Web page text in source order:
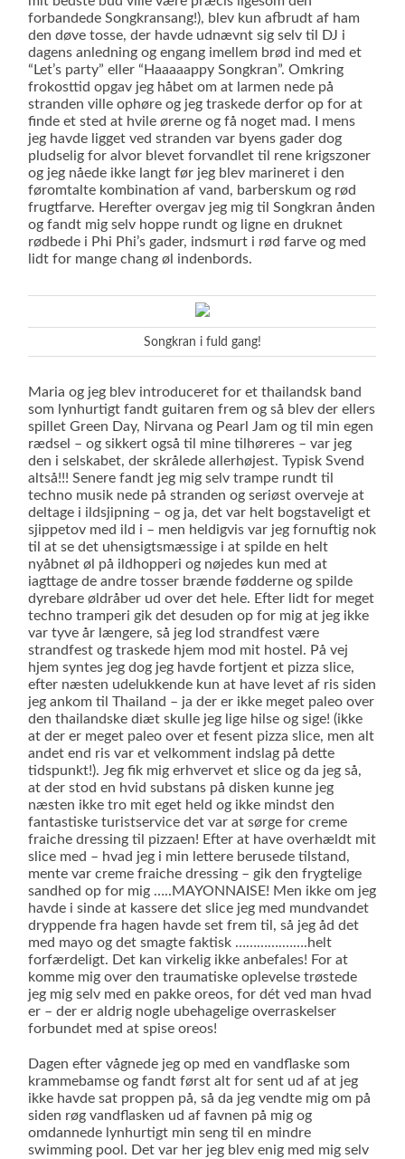
forbandede Songkransang!), blev kun afbrudt af ham
den døve tosse, der havde udnævnt sig selv til DJ i
dagens anledning og engang imellem brød ind med et
“Let’s party” eller “Haaaaappy Songkran”. Omkring
frokosttid opgav jeg håbet om at larmen nede på
stranden ville ophøre og jeg traskede derfor op for at
finde et sted at hvile ørerne og få noget mad. I mens
jeg havde ligget ved stranden var byens gader dog
pludselig for alvor blevet forvandlet til rene krigszoner
og jeg nåede ikke langt før jeg blev marineret i den
føromtalte kombination af vand, barberskum og rød
frugtfarve. Herefter overgav jeg mig til Songkran ånden
og fandt mig selv hoppe rundt og ligne en druknet
rødbede i Phi Phi’s gader, indsmurt i rød farve og med
lidt for mange chang øl indenbords.
Songkran i fuld gang!
Maria og jeg blev introduceret for et thailandsk band
som lynhurtigt fandt guitaren frem og så blev der ellers
spillet Green Day, Nirvana og Pearl Jam og til min egen
rædsel – og sikkert også til mine tilhøreres – var jeg
den i selskabet, der skrålede allerhøjest. Typisk Svend
altså!!! Senere fandt jeg mig selv trampe rundt til
techno musik nede på stranden og seriøst overveje at
deltage i ildsjipning – og ja, det var helt bogstaveligt et
sjippetov med ild i – men heldigvis var jeg fornuftig nok
til at se det uhensigtsmæssige i at spilde en helt
nyåbnet øl på ildhopperi og nøjedes kun med at
iagttage de andre tosser brænde fødderne og spilde
dyrebare øldråber ud over det hele. Efter lidt for meget
techno tramperi gik det desuden op for mig at jeg ikke
var tyve år længere, så jeg lod strandfest være
strandfest og traskede hjem mod mit hostel. På vej
hjem syntes jeg dog jeg havde fortjent et pizza slice,
efter næsten udelukkende kun at have levet af ris siden
jeg ankom til Thailand – ja der er ikke meget paleo over
den thailandske diæt skulle jeg lige hilse og sige! (ikke
at der er meget paleo over et fesent pizza slice, men alt
andet end ris var et velkomment indslag på dette
tidspunkt!). Jeg fik mig erhvervet et slice og da jeg så,
at der stod en hvid substans på disken kunne jeg
næsten ikke tro mit eget held og ikke mindst den
fantastiske turistservice det var at sørge for creme
fraiche dressing til pizzaen! Efter at have overhældt mit
slice med – hvad jeg i min lettere berusede tilstand,
mente var creme fraiche dressing – gik den frygtelige
sandhed op for mig …..MAYONNAISE! Men ikke om jeg
havde i sinde at kassere det slice jeg med mundvandet
dryppende fra hagen havde set frem til, så jeg åd det
med mayo og det smagte faktisk ………….…….helt
forfærdeligt. Det kan virkelig ikke anbefales! For at
komme mig over den traumatiske oplevelse trøstede
jeg mig selv med en pakke oreos, for dét ved man hvad
er – der er aldrig nogle ubehagelige overraskelser
forbundet med at spise oreos!
Dagen efter vågnede jeg op med en vandflaske som
krammebamse og fandt først alt for sent ud af at jeg
ikke havde sat proppen på, så da jeg vendte mig om på
siden røg vandflasken ud af favnen på mig og
omdannede lynhurtigt min seng til en mindre
swimming pool. Det var her jeg blev enig med mig selv